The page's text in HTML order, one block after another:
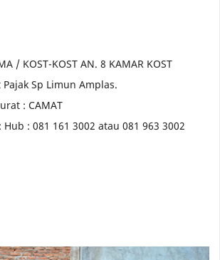
/ KOST-KOST AN. 8 KAMAR KOST
Pajak Sp Limun Amplas.
: CAMAT
: 081 161 3002 atau 081 963 3002